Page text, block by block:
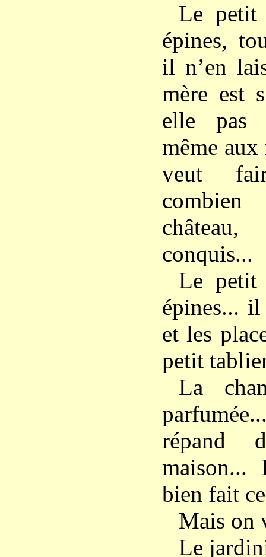
Le petit
épines,
il n’en
mère est
elle pas
même aux
veut
conquis...
Le petit
épines...
et les
petit
La
répand
maison...
bien fait
Mais on
Le